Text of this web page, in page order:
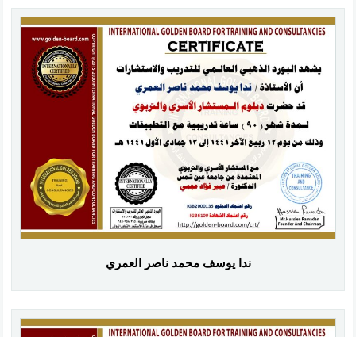
ندا يوسف محمد ناصر العمري